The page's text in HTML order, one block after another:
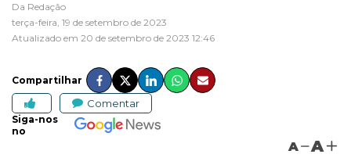
Da Redação
terça-feira, 19 de setembro de 2023
Atualizado em 20 de setembro de 2023 12:46
Compartilhar
Comentar
Siga-nos
no
A A